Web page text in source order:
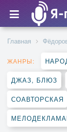
Главная
ЖАНРЫ:
ДЖАЗ, БЛЮЗ
СОАВТОРСКАЯ